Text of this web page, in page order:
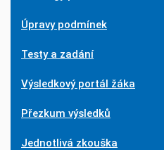
Úpravy podmínek
Testy a zadání
Výsledkový portál žáka
Přezkum výsledků
Jednotlivá zkouška